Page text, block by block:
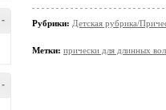
-
-
Рубрики: Детская рубрика/
Метки: прически для длинных